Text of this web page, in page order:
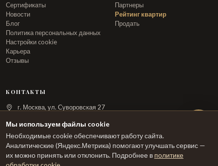
Сертификаты
Новости
Блог
Политика персональных данных
Настройки cookie
Карьера
Отзывы
Партнеры
Рейтинг квартир
Продать
КОНТАКТЫ
г. Москва, ул. Суворовская 27
ЗАКАЗАТЬ ЗВОНОК
Мы используем файлы cookie
Необходимые cookie обеспечивают работу сайта.
Аналитические (Яндекс.Метрика) помогают улучшать сервис —
их можно принять или отклонить. Подробнее в политике